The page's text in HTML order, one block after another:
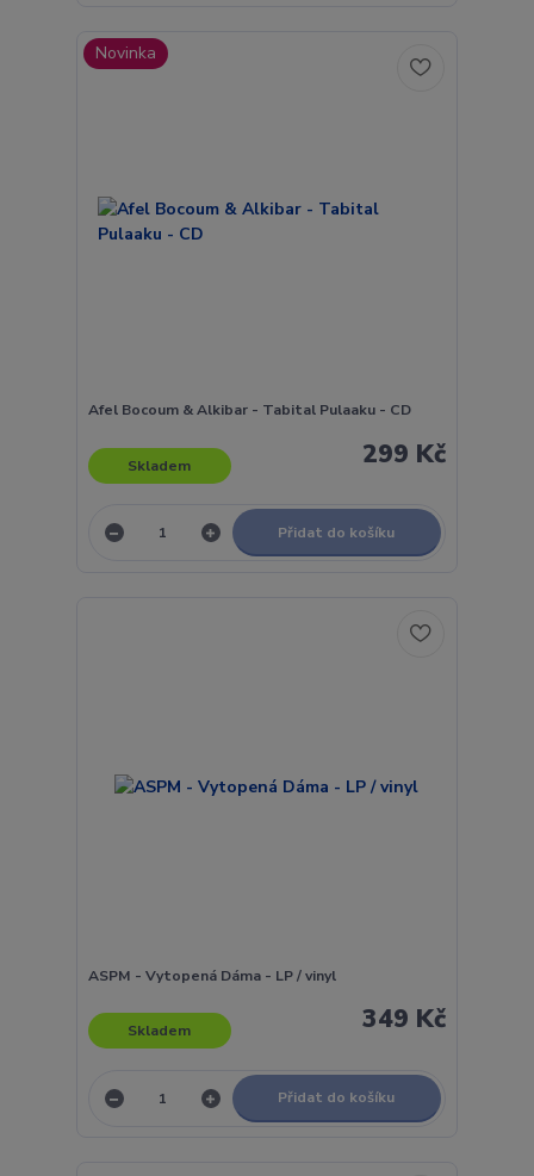
Novinka
Afel Bocoum & Alkibar - Tabital Pulaaku - CD
299 Kč
Skladem
Přidat do košíku
ASPM - Vytopená Dáma - LP / vinyl
349 Kč
Skladem
Přidat do košíku